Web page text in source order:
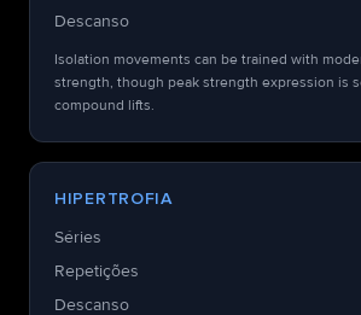
Descanso
Isolation movements can be trained with
strength, though peak strength expression is
compound lifts.
HIPERTROFIA
Séries
Repetições
Descanso